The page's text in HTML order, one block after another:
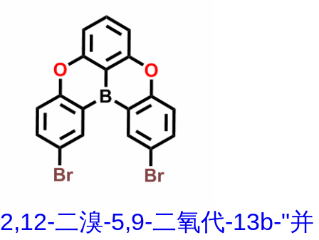
2,12-二溴-5,9-二氧代-13b-"并